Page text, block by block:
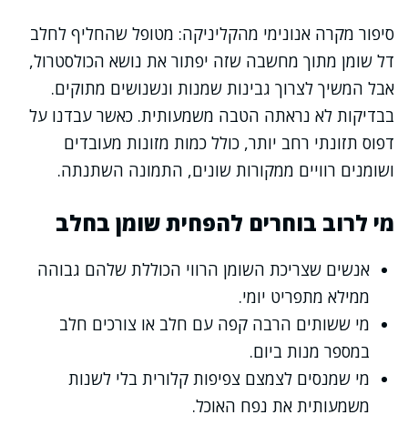
סיפור מקרה אנונימי מהקליניקה: מטופל שהחליף לחלב
דל שומן מתוך מחשבה שזה יפתור את נושא הכולסטרול,
אבל המשיך לצרוך גבינות שמנות ונשנושים מתוקים.
בבדיקות לא נראתה הטבה משמעותית. כאשר עבדנו על
דפוס תזונתי רחב יותר, כולל כמות מזונות מעובדים
ושומנים רוויים ממקורות שונים, התמונה השתנתה.
מי לרוב בוחרים להפחית שומן בחלב
אנשים שצריכת השומן הרווי הכוללת שלהם גבוהה
ממילא מתפריט יומי.
מי ששותים הרבה קפה עם חלב או צורכים חלב
במספר מנות ביום.
מי שמנסים לצמצם צפיפות קלורית בלי לשנות
משמעותית את נפח האוכל.